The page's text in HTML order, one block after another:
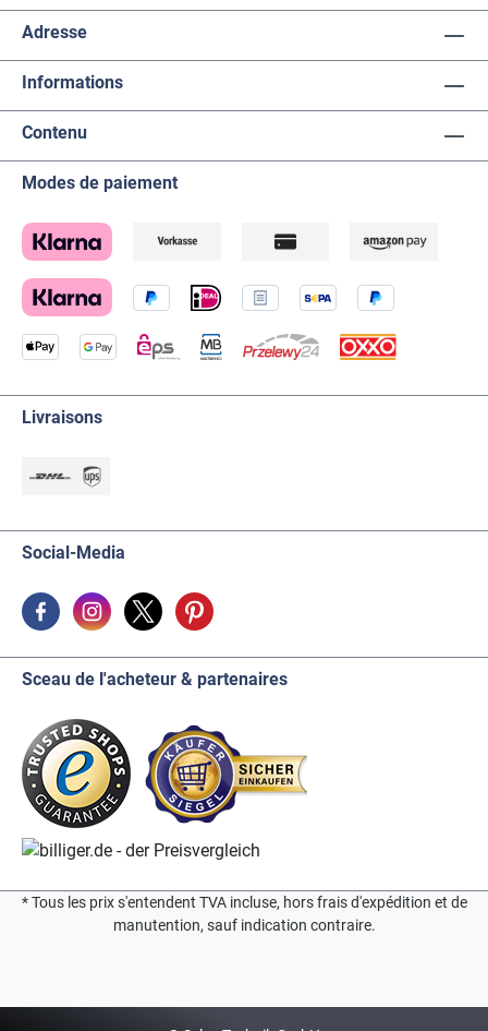
Adresse
Informations
Contenu
Modes de paiement
Livraisons
Social-Media
Sceau de l'acheteur & partenaires
* Tous les prix s'entendent TVA incluse, hors frais d'expédition et de
manutention, sauf indication contraire.